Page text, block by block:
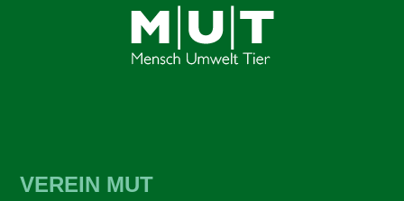
VEREIN MUT